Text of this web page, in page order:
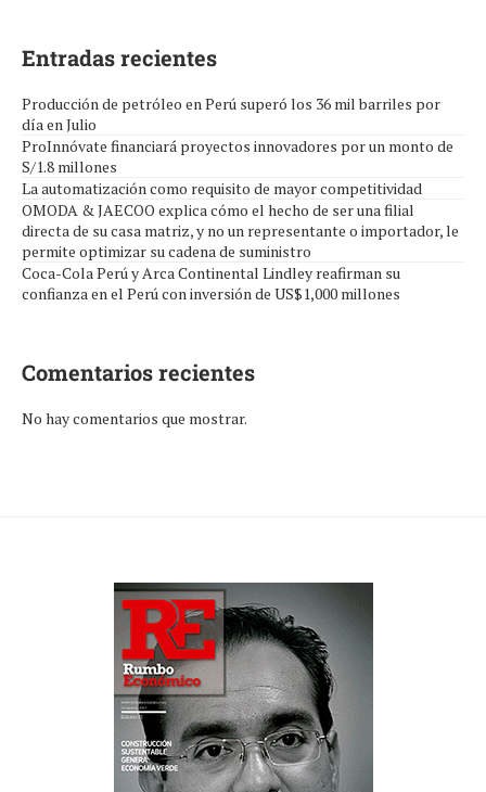
Entradas recientes
Producción de petróleo en Perú superó los 36 mil barriles por
día en Julio
ProInnóvate financiará proyectos innovadores por un monto de
S/1.8 millones
La automatización como requisito de mayor competitividad
OMODA & JAECOO explica cómo el hecho de ser una filial
directa de su casa matriz, y no un representante o importador, le
permite optimizar su cadena de suministro
Coca-Cola Perú y Arca Continental Lindley reafirman su
confianza en el Perú con inversión de US$1,000 millones
Comentarios recientes
No hay comentarios que mostrar.